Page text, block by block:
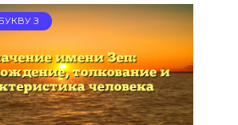
З